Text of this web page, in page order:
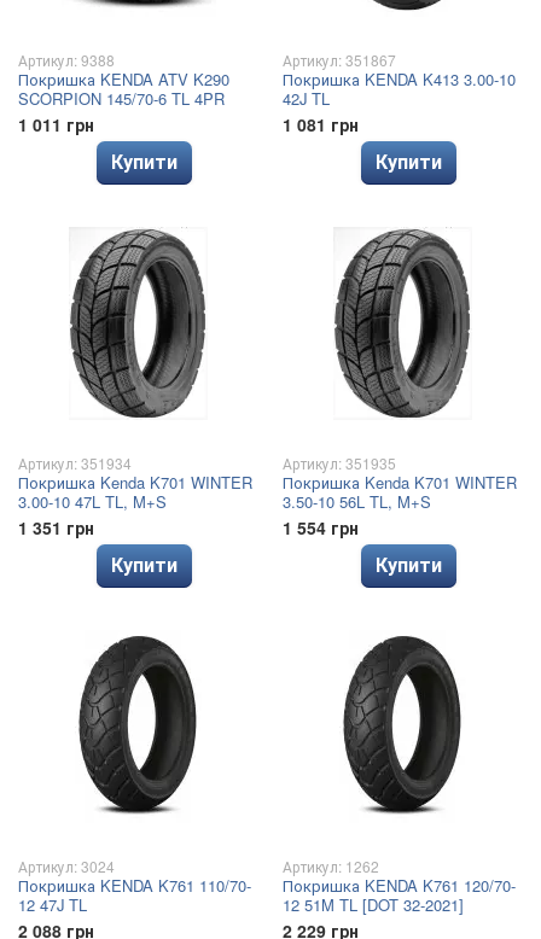
Артикул: 9388
Покришка KENDA ATV K290
SCORPION 145/70-6 TL 4PR
1 011 грн
Купити
Артикул: 351867
Покришка KENDA K413 3.00-10
42J TL
1 081 грн
Купити
Артикул: 351934
Покришка Kenda K701 WINTER
3.00-10 47L TL, M+S
1 351 грн
Купити
Артикул: 351935
Покришка Kenda K701 WINTER
3.50-10 56L TL, M+S
1 554 грн
Купити
Артикул: 3024
Покришка KENDA K761 110/70-
12 47J TL
2 088 грн
Артикул: 1262
Покришка KENDA K761 120/70-
12 51M TL [DOT 32-2021]
2 229 грн